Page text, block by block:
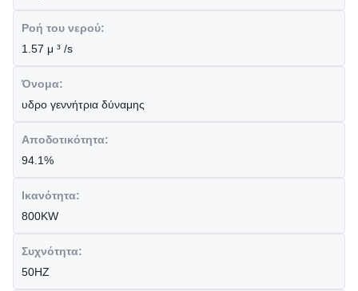
Ροή του νερού:
1.57 μ ³ /s
Όνομα:
υδρο γεννήτρια δύναμης
Αποδοτικότητα:
94.1%
Ικανότητα:
800KW
Συχνότητα:
50HZ